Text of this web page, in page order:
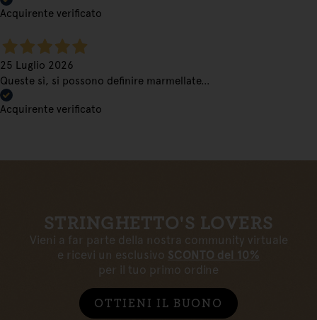
Acquirente verificato
25 Luglio 2026
Queste sì, si possono definire marmellate…
Acquirente verificato
STRINGHETTO'S LOVERS
Vieni a far parte della nostra community virtuale
e ricevi un esclusivo SCONTO del 10%
per il tuo primo ordine
OTTIENI IL BUONO